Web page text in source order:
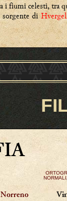
i fiumi celesti, tra
sorgente di
Norreno